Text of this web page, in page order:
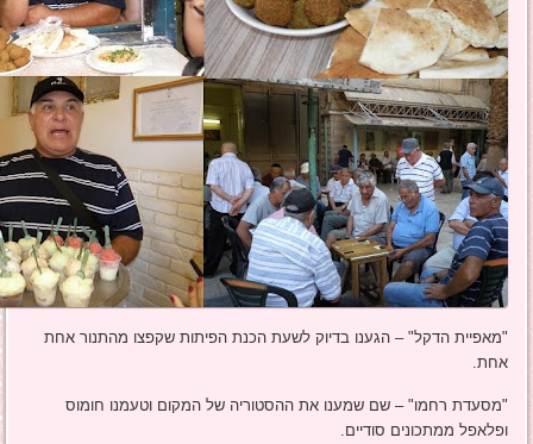
"מאפיית הדקל" – הגענו בדיוק לשעת הכנת הפיתות שקפצו מהתנור אחת
אחת.
"מסעדת רחמו" – שם שמענו את ההסטוריה של המקום וטעמנו חומוס
ופלאפל ממתכונים סודיים.